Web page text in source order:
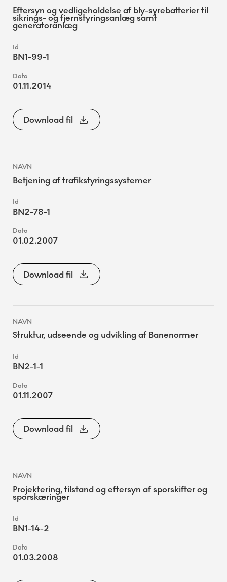
Eftersyn og vedligeholdelse af bly-syrebatterier til
sikrings- og fjernstyringsanlæg samt
generatoranlæg
BN1-99-1
01.11.2014
Download fil
Betjening af trafikstyringssystemer
BN2-78-1
01.02.2007
Download fil
Struktur, udseende og udvikling af Banenormer
BN2-1-1
01.11.2007
Download fil
Projektering, tilstand og eftersyn af sporskifter og
sporskæringer
BN1-14-2
01.03.2008